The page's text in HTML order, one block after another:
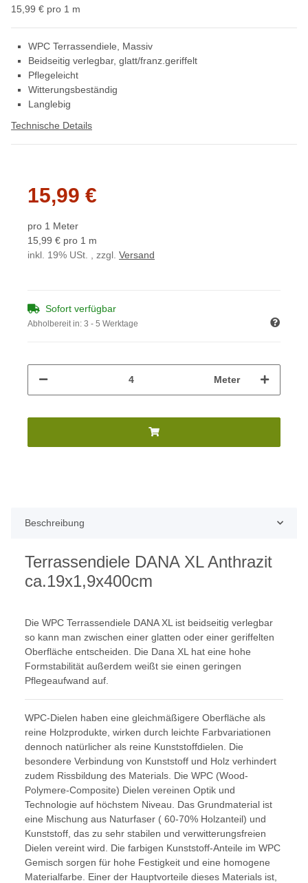
15,99 € pro 1 m
WPC Terrassendiele, Massiv
Beidseitig verlegbar, glatt/franz.geriffelt
Pflegeleicht
Witterungsbeständig
Langlebig
Technische Details
15,99 €
pro 1 Meter
15,99 € pro 1 m
inkl. 19% USt. , zzgl. Versand
Sofort verfügbar
Abholbereit in: 3 - 5 Werktage
Meter
Beschreibung
Terrassendiele DANA XL Anthrazit
ca.19x1,9x400cm
Die WPC Terrassendiele DANA XL ist beidseitig verlegbar
so kann man zwischen einer glatten oder einer geriffelten
Oberfläche entscheiden. Die Dana XL hat eine hohe
Formstabilität außerdem weißt sie einen geringen
Pflegeaufwand auf.
WPC-Dielen haben eine gleichmäßigere Oberfläche als
reine Holzprodukte, wirken durch leichte Farbvariationen
dennoch natürlicher als reine Kunststoffdielen. Die
besondere Verbindung von Kunststoff und Holz verhindert
zudem Rissbildung des Materials. Die WPC (Wood-
Polymere-Composite) Dielen vereinen Optik und
Technologie auf höchstem Niveau. Das Grundmaterial ist
eine Mischung aus Naturfaser ( 60-70% Holzanteil) und
Kunststoff, das zu sehr stabilen und verwitterungsfreien
Dielen vereint wird. Die farbigen Kunststoff-Anteile im WPC
Gemisch sorgen für hohe Festigkeit und eine homogene
Materialfarbe. Einer der Hauptvorteile dieses Materials ist,